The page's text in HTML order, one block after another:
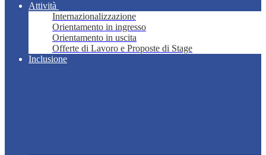
Attività
Internazionalizzazione
Orientamento in ingresso
Orientamento in uscita
Offerte di Lavoro e Proposte di Stage
Inclusione